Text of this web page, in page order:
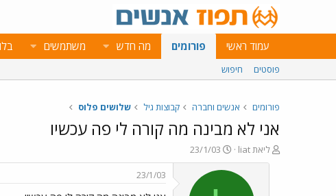
עמוד ראשי פורומים מה חדש משתמשים
פוסטים חיפוש
פורומים אנשים וחברה קבוצות גיל שלושים פלוס
אני לא מבינה מה קורה לי פה עכשיו
פ
ו
liat ליאת
פ
ו
ר
23/1/03
23/1/03